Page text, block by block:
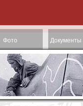
Фото Документы